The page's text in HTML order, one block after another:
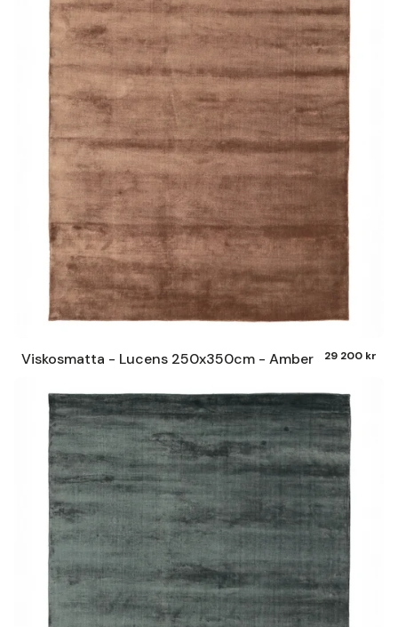
Viskosmatta - Lucens 250x350cm - Amber 29 200 kr